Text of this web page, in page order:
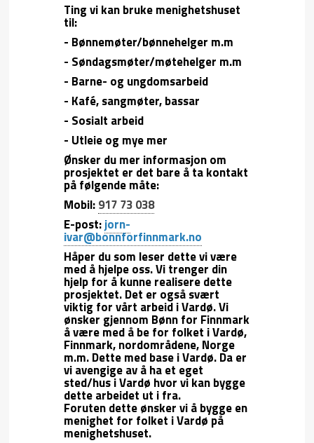
Ting vi kan bruke menighetshuset
til:
- Bønnemøter/bønnehelger m.m
- Søndagsmøter/møtehelger m.m
- Barne- og ungdomsarbeid
- Kafé, sangmøter, bassar
- Sosialt arbeid
- Utleie og mye mer
Ønsker du mer informasjon om
prosjektet er det bare å ta kontakt
på følgende måte:
Mobil: 917 73 038
E-post:jorn-
ivar@bonnforfinnmark.no
Håper du som leser dette vi være
med å hjelpe oss. Vi trenger din
hjelp for å kunne realisere dette
prosjektet. Det er også svært
viktig for vårt arbeid i Vardø. Vi
ønsker gjennom Bønn for Finnmark
å være med å be for folket i Vardø,
Finnmark, nordområdene, Norge
m.m. Dette med base i Vardø. Da er
vi avengige av å ha et eget
sted/hus i Vardø hvor vi kan bygge
dette arbeidet ut i fra.
Foruten dette ønsker vi å bygge en
menighet for folket i Vardø på
menighetshuset.